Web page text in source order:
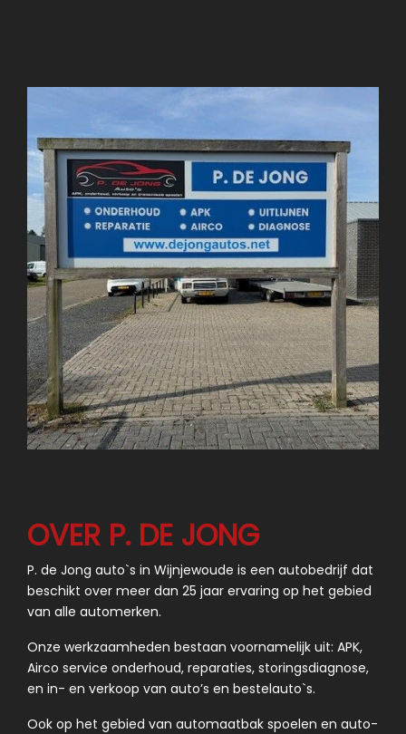
OVER P. DE JONG
P. de Jong auto`s in Wijnjewoude is een autobedrijf dat
beschikt over meer dan 25 jaar ervaring op het gebied
van alle automerken.
Onze werkzaamheden bestaan voornamelijk uit: APK,
Airco service onderhoud, reparaties, storingsdiagnose,
en in- en verkoop van auto’s en bestelauto`s.
Ook op het gebied van automaatbak spoelen en auto-